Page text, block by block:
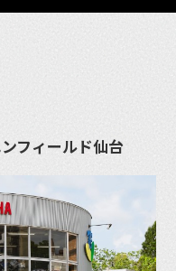
フィールド仙台